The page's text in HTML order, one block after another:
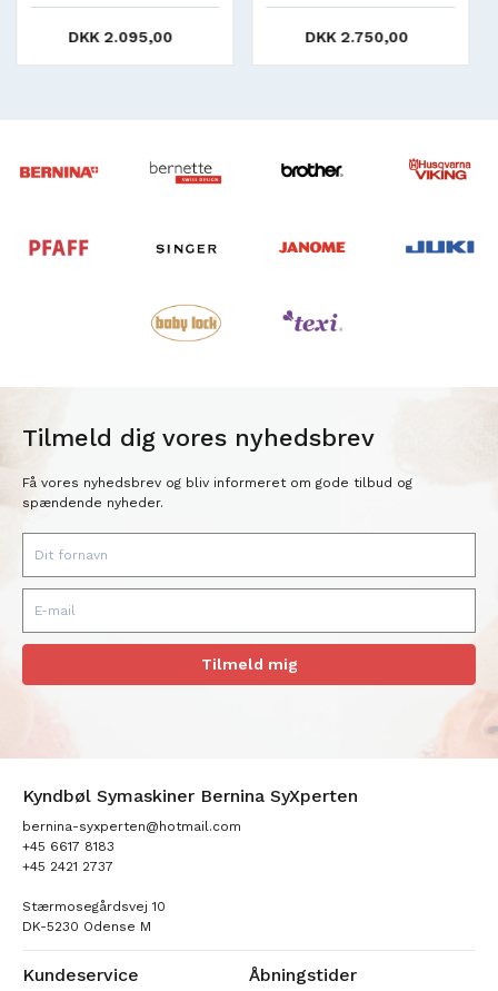
DKK 2.750,00
DKK 1.395,00
DKK 3.450,00
Tilmeld dig vores nyhedsbrev
Få vores nyhedsbrev og bliv informeret om gode tilbud og
spændende nyheder.
Tilmeld mig
Kyndbøl Symaskiner Bernina SyXperten
bernina-syxperten@hotmail.com
+45 6617 8183
+45 2421 2737
Stærmosegårdsvej 10
DK-5230 Odense M
Kundeservice Åbningstider